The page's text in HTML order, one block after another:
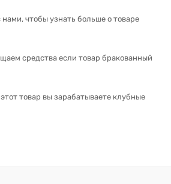
чтобы узнать больше о товаре
средства если товар бракованный
товар вы зарабатываете клубные